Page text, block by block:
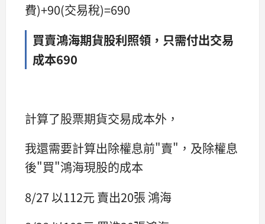
費)+90(交易稅)=690
買賣鴻海期貨股利照領，只需付出交易
成本690
計算了股票期貨交易成本外，
我還需要計算出除權息前"賣"，及除權息
後"買"鴻海現股的成本
8/27 以112元 賣出20張 鴻海